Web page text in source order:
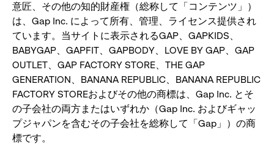
意匠、その他の知的財産権（総称して「コンテンツ」）
は、Gap Inc. によって所有、管理、ライセンス提供され
ています。当サイトに表示されるGAP、GAPKIDS、
BABYGAP、GAPFIT、GAPBODY、LOVE BY GAP、GAP
OUTLET、GAP FACTORY STORE、THE GAP
GENERATION、BANANA REPUBLIC、BANANA REPUBLIC
FACTORY STOREおよびその他の商標は、Gap Inc. とそ
の子会社の両方またはいずれか（Gap Inc. およびギャッ
プジャパンを含むその子会社を総称して「Gap」）の商
標です。